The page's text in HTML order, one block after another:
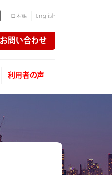
語
お問い合わせ
利用者の声